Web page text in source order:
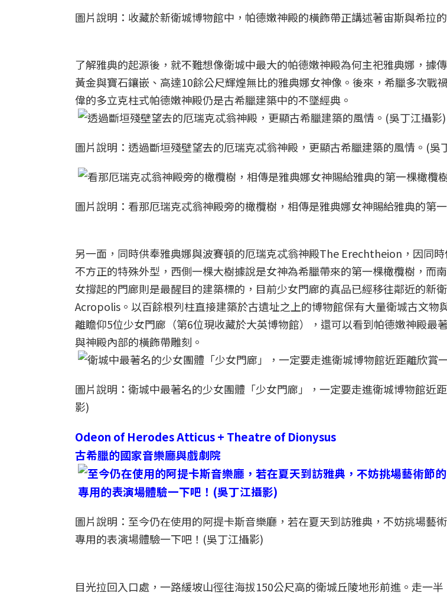
圖片說明：收藏於新衛城博物館中，帕德嫩神殿的橫飾帶正講述著宙斯與希拉
了解雅典的起源後，就不難想像衛城中最大的帕德嫩神殿為何主祀雅典娜，據
黃金與寶石鑲嵌、高達10餘公尺輝煌無比的雅典娜女神像。後來，希臘多次戰
偉的多立克柱式帕德嫩神殿仍是古希臘建築中的不墜經典。
圖片說明：透過斷垣殘壁望去的厄瑞克忒翁神殿，更顯古希臘建築的風情。(吳
圖片說明：看那厄瑞克忒翁神殿旁的橄欖樹，相傳是雅典娜女神賜給雅典的第
另一面，同時供奉雅典娜與波賽頓的厄瑞克忒翁神殿The Erechtheion，因同
不方正的特殊外型，西側一棵大樹據說是女神為希臘帶來的第一棵橄欖樹，而
女撐起的門廊則是最醒目的建築標的，目前少女門廊的真品已經移往鄰近的新
Acropolis。以百餘根列柱直接建築於古遺址之上的博物館保有大量衛城古文物
離瞻仰5位少女門廊（第6位現收藏於大英博物館），還可以看到帕德嫩神殿最
與神殿內部的橫飾帶雕刻。
圖片說明：衛城中最著名的少女團體「少女門廊」，一定要走進衛城博物館近
影)
Odeon of Herodes Atticus + Theatre of Dionysus
古希臘的國家音樂廳與戲劇院
圖片說明：至今仍在使用的阿提卡斯音樂廳，若在夏天到訪雅典，不妨挑場藝
專用的表演場體驗一下吧！(吳丁江攝影)
目光拉回入口處，一路緩坡山徑往海拔150公尺高的衛城丘陵地形前進。走一